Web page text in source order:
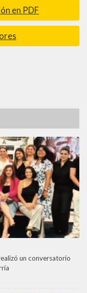
en PDF
un conversatorio